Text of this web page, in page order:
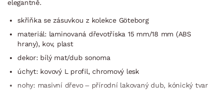
elegantně.
skříňka se zásuvkou z kolekce Göteborg
materiál: laminovaná dřevotříska 15 mm/18 mm (ABS
hrany), kov, plast
dekor: bílý mat/dub sonoma
úchyt: kovový L profil, chromový lesk
nohy: masivní dřevo – přírodní lakovaný dub, kónický tvar